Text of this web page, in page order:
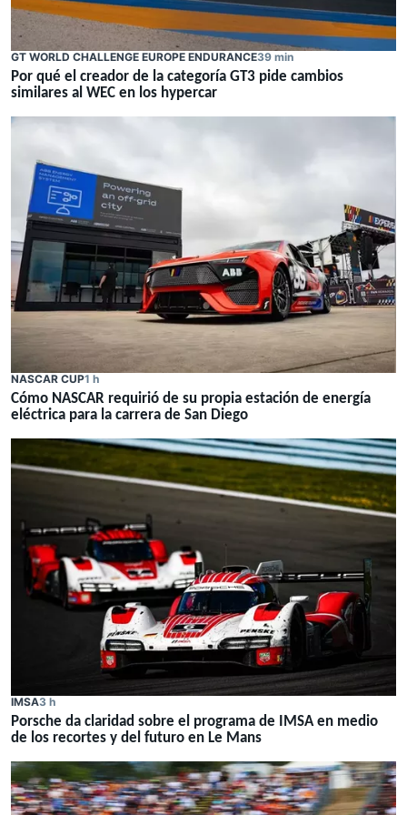
GT WORLD CHALLENGE EUROPE ENDURANCE39 min
Por qué el creador de la categoría GT3 pide cambios
similares al WEC en los hypercar
NASCAR CUP1 h
Cómo NASCAR requirió de su propia estación de energía
eléctrica para la carrera de San Diego
IMSA3 h
Porsche da claridad sobre el programa de IMSA en medio
de los recortes y del futuro en Le Mans